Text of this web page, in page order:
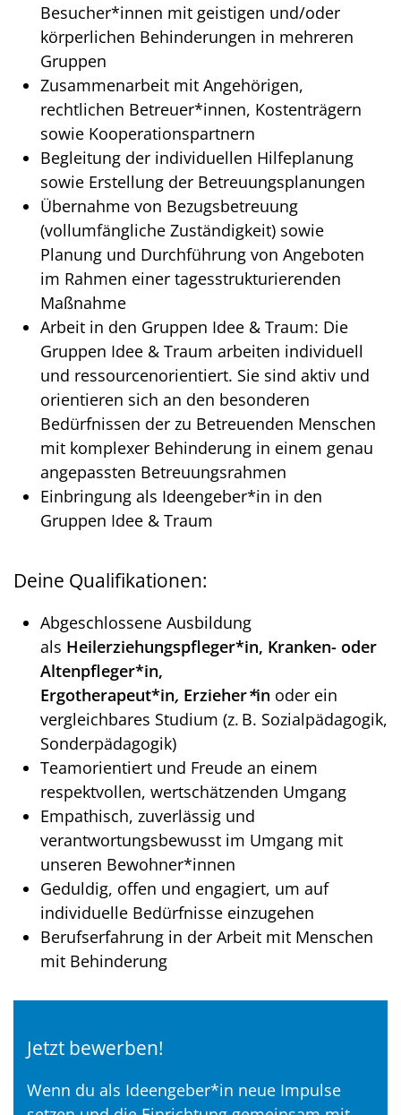
Besucher*innen mit geistigen und/oder
körperlichen Behinderungen in mehreren
Gruppen
Zusammenarbeit mit Angehörigen,
rechtlichen Betreuer*innen, Kostenträgern
sowie Kooperationspartnern
Begleitung der individuellen Hilfeplanung
sowie Erstellung der Betreuungsplanungen
Übernahme von Bezugsbetreuung
(vollumfängliche Zuständigkeit) sowie
Planung und Durchführung von Angeboten
im Rahmen einer tagesstrukturierenden
Maßnahme
Arbeit in den Gruppen Idee & Traum: Die
Gruppen Idee & Traum arbeiten individuell
und ressourcenorientiert. Sie sind aktiv und
orientieren sich an den besonderen
Bedürfnissen der zu Betreuenden Menschen
mit komplexer Behinderung in einem genau
angepassten Betreuungsrahmen
Einbringung als Ideengeber*in in den
Gruppen Idee & Traum
Deine Qualifikationen:
Abgeschlossene Ausbildung
als Heilerziehungspfleger*in, Kranken- oder
Altenpfleger*in,
Ergotherapeut*in, Erzieher*in oder ein
vergleichbares Studium (z. B. Sozialpädagogik,
Sonderpädagogik)
Teamorientiert und Freude an einem
respektvollen, wertschätzenden Umgang
Empathisch, zuverlässig und
verantwortungsbewusst im Umgang mit
unseren Bewohner*innen
Geduldig, offen und engagiert, um auf
individuelle Bedürfnisse einzugehen
Berufserfahrung in der Arbeit mit Menschen
mit Behinderung
Jetzt bewerben!
Wenn du als Ideengeber*in neue Impulse